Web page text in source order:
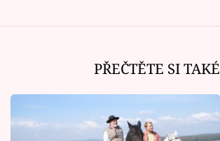
PŘEČTĚTE SI TAKÉ